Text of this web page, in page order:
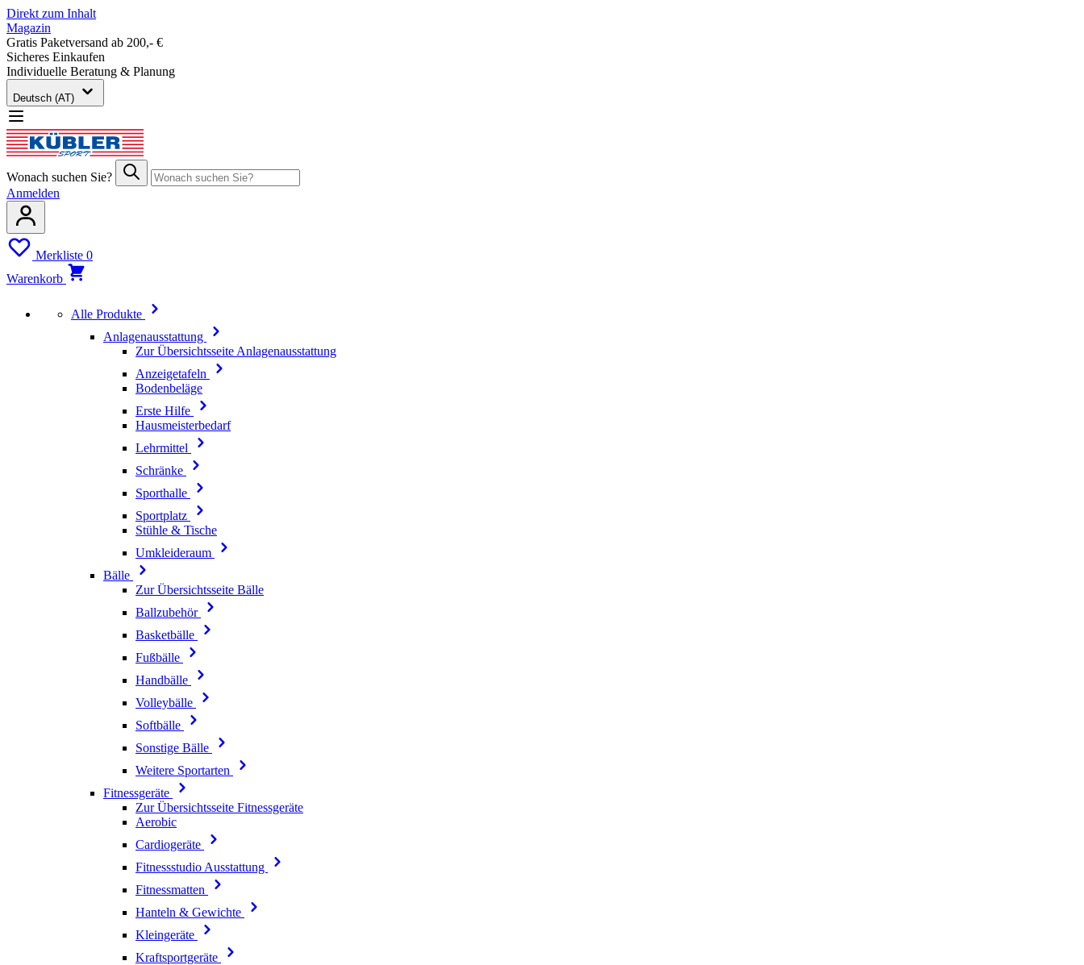
Direkt zum Inhalt
Magazin
Gratis Paketversand ab 200,- €
Sicheres Einkaufen
Individuelle Beratung & Planung
Deutsch (AT)
Wonach suchen Sie?
Anmelden
Merkliste 0
Warenkorb
Alle Produkte
Anlagenausstattung
Zur Übersichtsseite Anlagenausstattung
Anzeigetafeln
Bodenbeläge
Erste Hilfe
Hausmeisterbedarf
Lehrmittel
Schränke
Sporthalle
Sportplatz
Stühle & Tische
Umkleideraum
Bälle
Zur Übersichtsseite Bälle
Ballzubehör
Basketbälle
Fußbälle
Handbälle
Volleybälle
Softbälle
Sonstige Bälle
Weitere Sportarten
Fitnessgeräte
Zur Übersichtsseite Fitnessgeräte
Aerobic
Cardiogeräte
Fitnessstudio Ausstattung
Fitnessmatten
Hanteln & Gewichte
Kleingeräte
Kraftsportgeräte